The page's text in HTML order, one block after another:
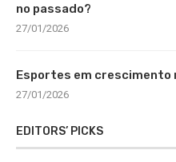
no passado?
27/01/2026
Esportes em crescimento
27/01/2026
EDITORS’ PICKS